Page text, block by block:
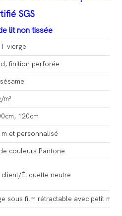
SGS
lit non tissée
vierge
finition perforée
m²
120cm
et personnalisé
couleurs Pantone
client/Étiquette neutre
sous film rétractable avec petit